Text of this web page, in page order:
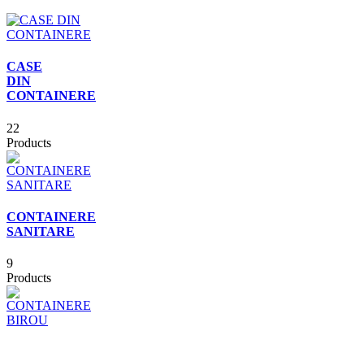
CASE
DIN
CONTAINERE
22
Products
CONTAINERE
SANITARE
9
Products